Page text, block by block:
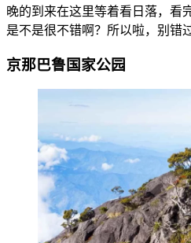
晚的到来在这里等着看日落，看
是不是很不错啊？所以啦，别错
京那巴鲁国家公园